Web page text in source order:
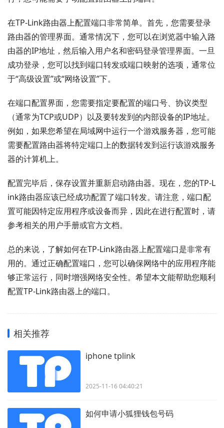
在TP-Link路由器上配置端口非常简单。首先，您需要登录
路由器的管理界面。通常情况下，您可以在浏览器中输入路
由器的IP地址，然后输入用户名和密码登录管理界面。一旦
成功登录，您可以找到端口转发或端口映射的选项，通常位
于“高级设置”或“网络设置”下。
在端口配置界面，您需要指定要配置的端口号、协议类型
（通常为TCP或UDP）以及要转发到的内部设备的IP地址。
例如，如果您希望在局域网中运行一个游戏服务器，您可能
需要配置路由器将特定端口上的数据转发到运行该游戏服务
器的计算机上。
配置完毕后，保存设置并重新启动路由器。现在，您的TP-L
ink路由器应该已经成功配置了端口转发。请注意，端口配
置可能因特定应用程序或设备而异，因此在进行配置时，请
参考相关的用户手册或官方文档。
总的来说，了解如何在TP-Link路由器上配置端口是非常有
用的。通过正确配置端口，您可以确保网络中的应用程序能
够正常运行，同时增强网络安全性。希望本文能帮助您顺利
配置TP-Link路由器上的端口。
相关推荐
iphone tplink
2025-11-16 04:40:21
如何申请小狐狸钱包号码